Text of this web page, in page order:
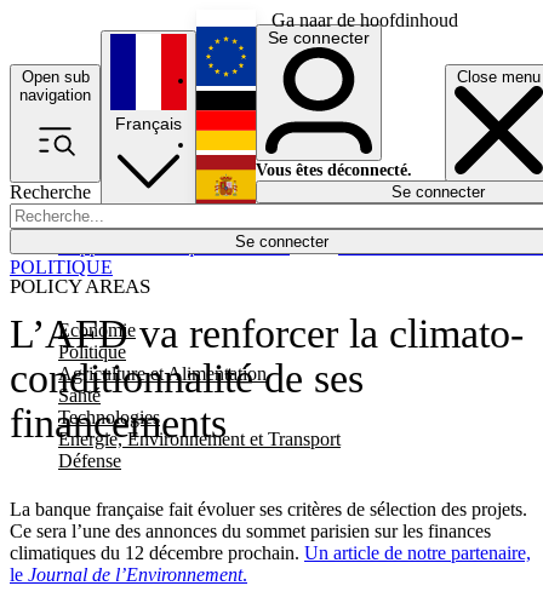
Ga naar de hoofdinhoud
Open sub
navigation
Close menu
Recherche
Se connecter
POLICY AREAS
Economie
Politique
Agriculture et Alimentation
Santé
Technologies
Energie, Environnement et Transport
Défense
Économie
Français
English
Deutsch
Español
Se connecter
Vous êtes déconnecté.
Se connecter
L’AFD va renforcer la climato-
conditionnalité de ses
financements
La banque française fait évoluer ses critères de sélection des projets.
Ce sera l’une des annonces du sommet parisien sur les finances
climatiques du 12 décembre prochain. Un article de notre partenaire,
le Journal de l’Environnement.
POLITIQUE